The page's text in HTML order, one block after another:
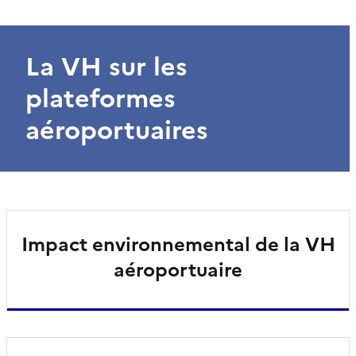
La VH sur les
plateformes
aéroportuaires
Impact environnemental de la VH
aéroportuaire